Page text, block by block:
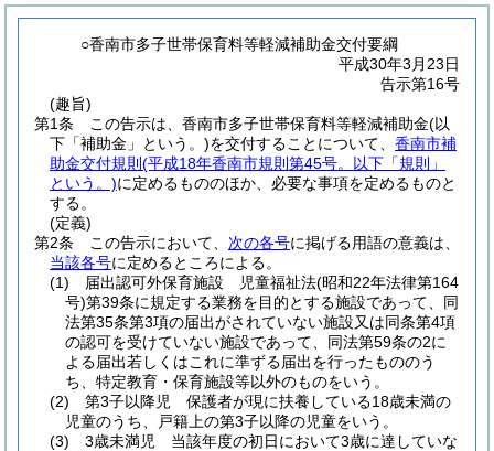
○香南市多子世帯保育料等軽減補助金交付要綱
平成30年3月23日
告示第16号
(趣旨)
第1条
この告示は、香南市多子世帯保育料等軽減補助金(以
下「補助金」という。)を交付することについて、 香南市補
助金交付規則 (平成18年香南市規則第45号。以下「規則」
という。)に定めるもののほか、必要な事項を定めるものと
する。
(定義)
第2条
この告示において、 次の各号に掲げる用語の意義は、
当該各号に定めるところによる。
(1)
届出認可外保育施設 児童福祉法(昭和22年法律第164
号)第39条に規定する業務を目的とする施設であって、同
法第35条第3項の届出がされていない施設又は同条第4項
の認可を受けていない施設であって、同法第59条の2に
よる届出若しくはこれに準ずる届出を行ったもののう
ち、特定教育・保育施設等以外のものをいう。
(2)
第3子以降児 保護者が現に扶養している18歳未満の
児童のうち、戸籍上の第3子以降の児童をいう。
(3)
3歳未満児 当該年度の初日において3歳に達していな